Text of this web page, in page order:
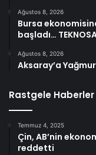
Ağustos 8, 2026
Bursa
başladı…
Ağustos 8, 2026
Aksaray’a
Rastgele Haberler
Temmuz 4, 2025
Çin, AB’nin
reddetti